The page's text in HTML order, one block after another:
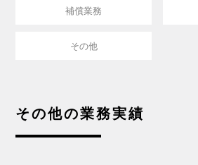
補償業務
その他
その他の業務実績